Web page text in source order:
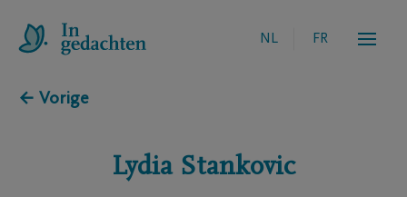
NL FR
← Vorige
Lydia Stankovic